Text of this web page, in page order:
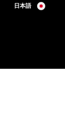
日本語